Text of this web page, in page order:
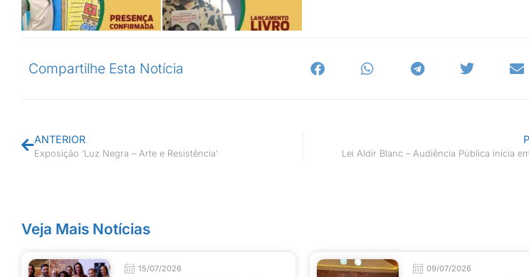
Compartilhe Esta Notícia
ANTERIOR
Exposição ‘Luz Negra – Arte e Resistência’ Lei Aldir Blanc – Audiência Pública inicia
Veja Mais Notícias
15/07/2026 09/07/2026